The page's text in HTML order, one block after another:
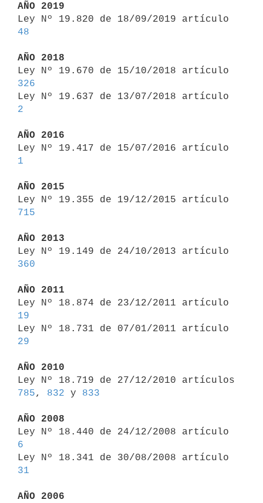
AÑO 2019
48
AÑO 2018
326
2
AÑO 2016
1
AÑO 2015
715
AÑO 2013
360
AÑO 2011
19
29
AÑO 2010
785, 832 y 833
AÑO 2008
6
31
AÑO 2006